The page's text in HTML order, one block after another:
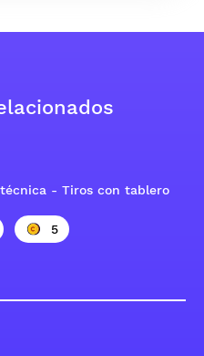
- Tiros con tablero
5